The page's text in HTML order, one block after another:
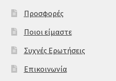
Προσφορές
Ποιοι είμαστε
Συχνές Ερωτήσεις
Επικοινωνία